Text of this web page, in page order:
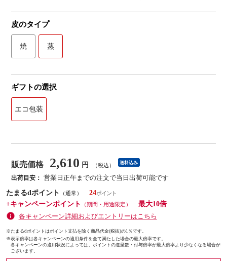
皮のタイプ
焼 蒸
ギフトの選択
エコ包装
販売価格 2,610 円 （税込） 送料込み
出荷目安： 営業日正午までの注文で当日出荷可能です
たまるdポイント
（通常）
24
+キャンペーンポイント
（期間・用途限定）
最大10倍
各キャンペーン詳細およびエントリーはこちら
※たまるdポイントはポイント支払を除く商品代金(税抜)の1％です。
※表示倍率は各キャンペーンの適用条件を全て満たした場合の最大倍率です。
各キャンペーンの適用状況によっては、ポイントの進呈数・付与倍率が最大倍率より少なくなる場合が
ございます。